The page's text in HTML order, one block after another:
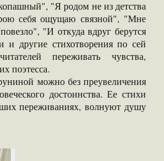
"Я родом не из детства
себя ощущаю связной", "Мне
"И откуда вдруг берутся
другие стихотворения по сей
переживать чувства,
поэтесса.
можно без преувеличения
достоинства. Ее стихи
переживаниях, волнуют душу